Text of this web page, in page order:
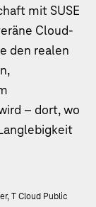
mit SUSE
Cloud-
den realen
– dort, wo
T Cloud Public